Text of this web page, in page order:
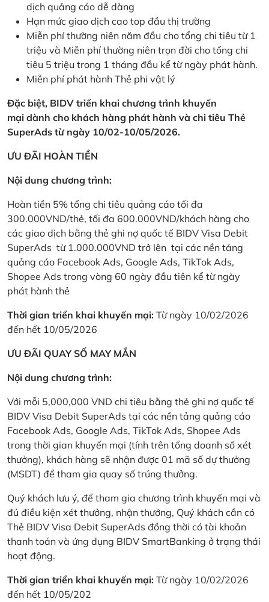
dịch quảng cáo dễ dàng
Hạn mức giao dịch cao top đầu thị trường
Miễn phí thường niên năm đầu cho tổng chi tiêu từ 1
triệu và Miễn phí thường niên trọn đời cho tổng chi
tiêu 5 triệu trong 1 tháng đầu kể từ ngày phát hành.
Miễn phí phát hành Thẻ phi vật lý
Đặc biệt, BIDV triển khai chương trình khuyến
mại dành cho khách hàng phát hành và chi tiêu Thẻ
SuperAds từ ngày 10/02-10/05/2026.
ƯU ĐÃI HOÀN TIỀN
Nội dung chương trình:
Hoàn tiền 5% tổng chi tiêu quảng cáo tối đa
300.000VND/thẻ, tối đa 600.000VND/khách hàng cho
các giao dịch bằng thẻ ghi nợ quốc tế BIDV Visa Debit
SuperAds từ 1.000.000VND trở lên tại các nền tảng
quảng cáo Facebook Ads, Google Ads, TikTok Ads,
Shopee Ads trong vòng 60 ngày đầu tiên kể từ ngày
phát hành thẻ
Thời gian triển khai khuyến mại: Từ ngày 10/02/2026
đến hết 10/05/2026
ƯU ĐÃI QUAY SỐ MAY MẮN
Nội dung chương trình:
Với mỗi 5,000,000 VND chi tiêu bằng thẻ ghi nợ quốc tế
BIDV Visa Debit SuperAds tại các nền tảng quảng cáo
Facebook Ads, Google Ads, TikTok Ads, Shopee Ads
trong thời gian khuyến mại (tính trên tổng doanh số xét
thưởng), khách hàng sẽ nhận được 01 mã số dự thưởng
(MSDT) để tham gia quay số trúng thưởng.
Quý khách lưu ý, để tham gia chương trình khuyến mại và
đủ điều kiện xét thưởng, nhận thưởng, Quý khách cần có
Thẻ BIDV Visa Debit SuperAds đồng thời có tài khoản
thanh toán và ứng dụng BIDV SmartBanking ở trạng thái
hoạt động.
Thời gian triển khai khuyến mại: Từ ngày 10/02/2026
đến hết 10/05/202